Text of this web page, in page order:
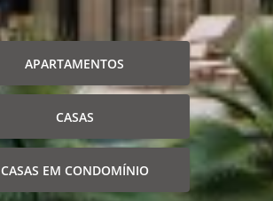
APARTAMENTOS
CASAS
CASAS EM CONDOMÍNIO